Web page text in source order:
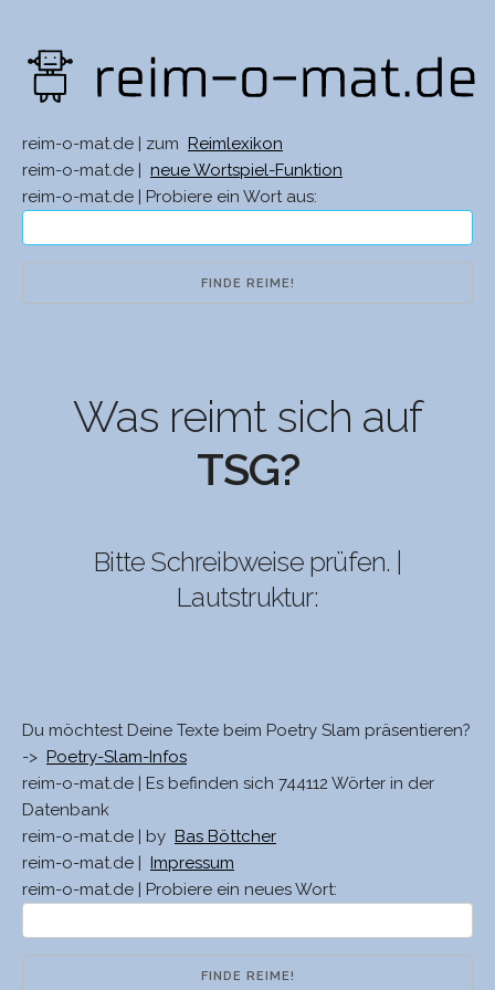
reim-o-mat.de | zum
Reimlexikon
reim-o-mat.de |
neue Wortspiel-Funktion
reim-o-mat.de | Probiere ein Wort aus:
Was reimt sich auf
TSG?
Bitte Schreibweise prüfen. |
Lautstruktur:
Du möchtest Deine Texte beim Poetry Slam präsentieren?
-> Poetry-Slam-Infos
reim-o-mat.de | Es befinden sich 744112 Wörter in der
Datenbank
reim-o-mat.de | by Bas Böttcher
reim-o-mat.de |
Impressum
reim-o-mat.de | Probiere ein neues Wort: